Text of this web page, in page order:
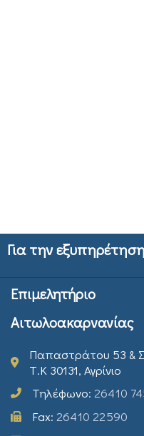
Για την
Επιμελητήριο
Αιτωλοακαρνανίας
Παπαστράτου 53 &
Τ.Κ 30131, Αγρίνιο
Τηλέφωνο: 26410
Fax: 26410 22590